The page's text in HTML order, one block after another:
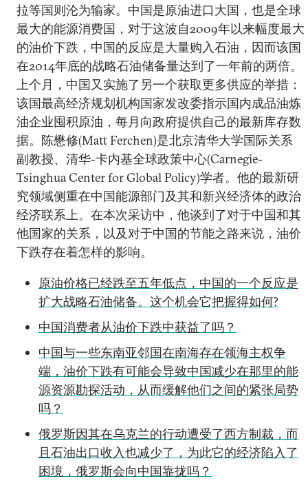
拉等国则沦为输家。中国是原油进口大国，也是全球
最大的能源消费国，对于这波自2009年以来幅度最大
的油价下跌，中国的反应是大量购入石油，因而该国
在2014年底的战略石油储备量达到了一年前的两倍。
上个月，中国又实施了另一个获取更多供应的举措：
该国最高经济规划机构国家发改委指示国内成品油炼
油企业囤积原油，每月向政府提供自己的最新库存数
据。陈懋修(Matt Ferchen)是北京清华大学国际关系
副教授、清华-卡内基全球政策中心(Carnegie-
Tsinghua Center for Global Policy)学者。他的最新研
究领域侧重在中国能源部门及其和新兴经济体的政治
经济联系上。在本次采访中，他谈到了对于中国和其
他国家的关系，以及对于中国的节能之路来说，油价
下跌存在着怎样的影响。
原油价格已经跌至五年低点，中国的一个反应是
扩大战略石油储备。这个机会它把握得如何?
中国消费者从油价下跌中获益了吗？
中国与一些东南亚邻国在南海存在领海主权争
端，油价下跌有可能会导致中国减少在那里的能
源资源勘探活动，从而缓解他们之间的紧张局势
吗？
俄罗斯因其在乌克兰的行动遭受了西方制裁，而
且石油出口收入也减少了，为此它的经济陷入了
困境，俄罗斯会向中国靠拢吗？